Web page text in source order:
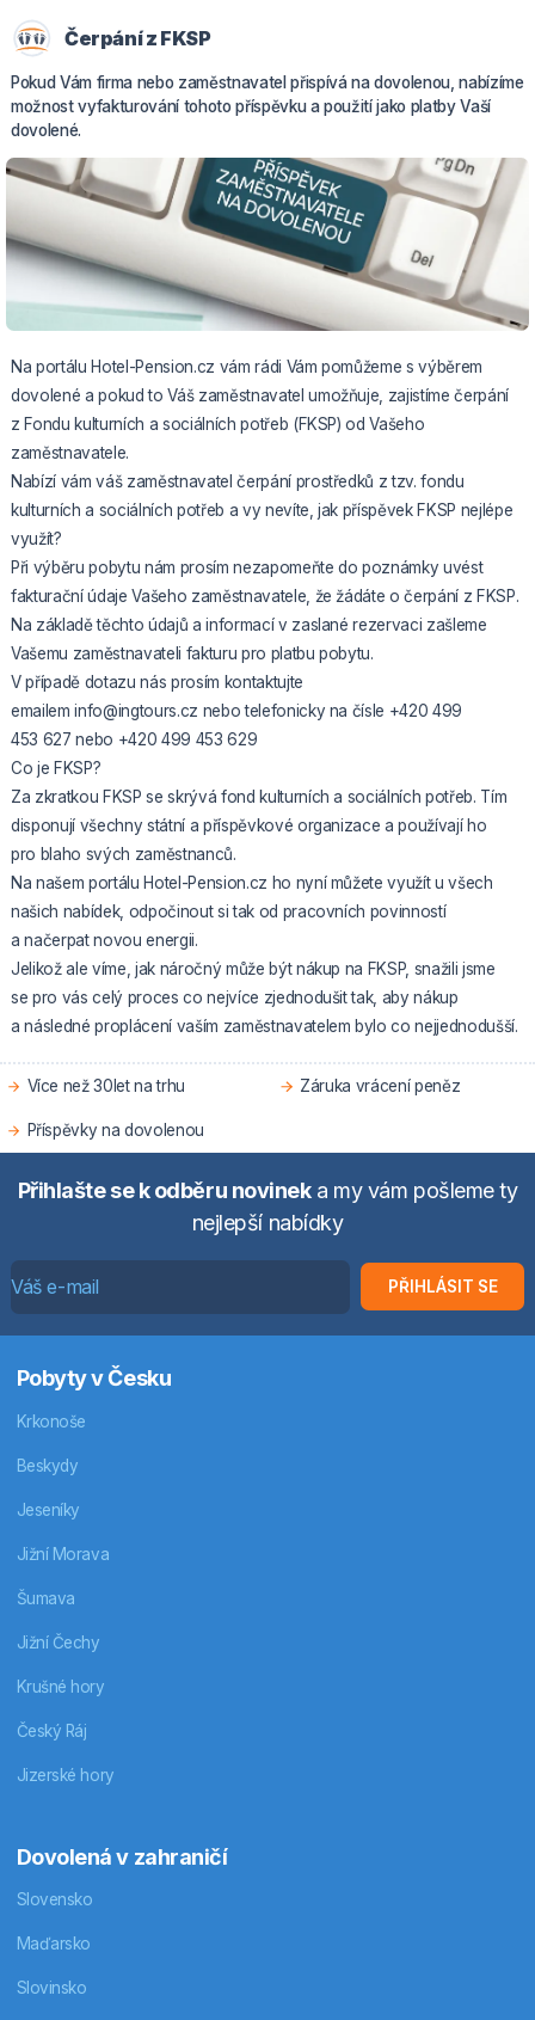
Čerpání z FKSP
Pokud Vám firma nebo zaměstnavatel přispívá na dovolenou, nabízíme
možnost vyfakturování tohoto příspěvku a použití jako platby Vaší
dovolené.
Na portálu Hotel-Pension.cz vám rádi Vám pomůžeme s výběrem
dovolené a pokud to Váš zaměstnavatel umožňuje, zajistíme čerpání
z Fondu kulturních a sociálních potřeb (FKSP) od Vašeho
zaměstnavatele.
Nabízí vám váš zaměstnavatel čerpání prostředků z tzv. fondu
kulturních a sociálních potřeb a vy nevíte, jak příspěvek FKSP nejlépe
využít?
Při výběru pobytu nám prosím nezapomeňte do poznámky uvést
fakturační údaje Vašeho zaměstnavatele, že žádáte o čerpání z FKSP.
Na základě těchto údajů a informací v zaslané rezervaci zašleme
Vašemu zaměstnavateli fakturu pro platbu pobytu.
V případě dotazu nás prosím kontaktujte
emailem info@ingtours.cz nebo telefonicky na čísle +420 499
453 627 nebo +420 499 453 629
Co je FKSP?
Za zkratkou FKSP se skrývá fond kulturních a sociálních potřeb. Tím
disponují všechny státní a příspěvkové organizace a používají ho
pro blaho svých zaměstnanců.
Na našem portálu Hotel-Pension.cz ho nyní můžete využít u všech
našich nabídek, odpočinout si tak od pracovních povinností
a načerpat novou energii.
Jelikož ale víme, jak náročný může být nákup na FKSP, snažili jsme
se pro vás celý proces co nejvíce zjednodušit tak, aby nákup
a následné proplácení vaším zaměstnavatelem bylo co nejjednodušší.
Více než 30let na trhu Záruka vrácení peněz
Příspěvky na dovolenou
Přihlašte se k odběru novineka my vám pošleme ty
nejlepší nabídky
PŘIHLÁSIT SE
Pobyty v Česku
Krkonoše
Beskydy
Jeseníky
Jižní Morava
Šumava
Jižní Čechy
Krušné hory
Český Ráj
Jizerské hory
Dovolená v zahraničí
Slovensko
Maďarsko
Slovinsko